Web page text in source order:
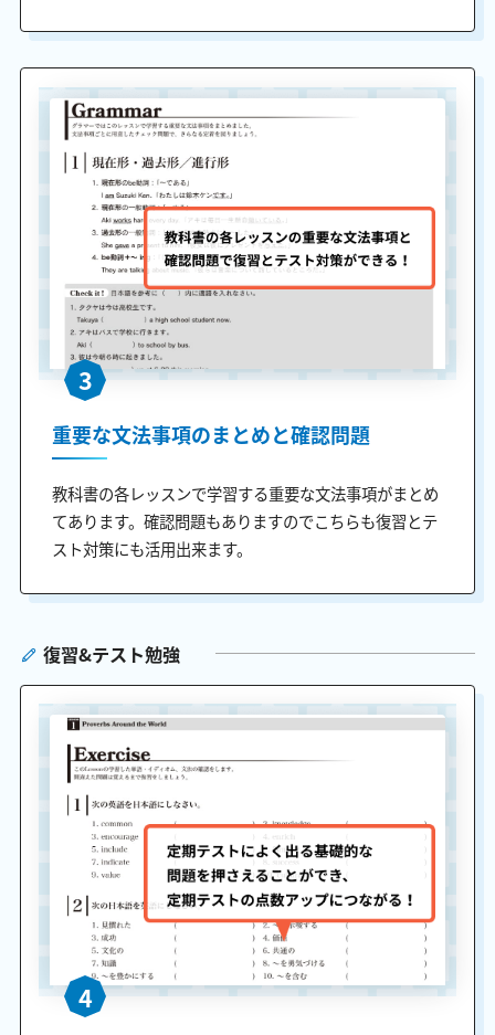
3
重要な文法事項のまとめと確認問題
教科書の各レッスンで学習する重要な文法事項がまとめ
てあります。確認問題もありますのでこちらも復習とテ
スト対策にも活用出来ます。
復習&テスト勉強
4